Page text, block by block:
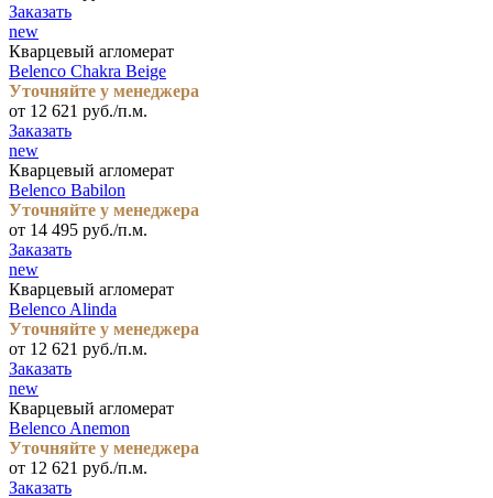
Заказать
new
Кварцевый агломерат
Belenco Chakra Beige
Уточняйте у менеджера
от 12 621 руб./п.м.
Заказать
new
Кварцевый агломерат
Belenco Babilon
Уточняйте у менеджера
от 14 495 руб./п.м.
Заказать
new
Кварцевый агломерат
Belenco Alinda
Уточняйте у менеджера
от 12 621 руб./п.м.
Заказать
new
Кварцевый агломерат
Belenco Anemon
Уточняйте у менеджера
от 12 621 руб./п.м.
Заказать